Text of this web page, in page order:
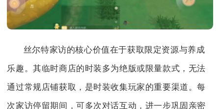
丝尔特家访的核心价值在于获取限定资源与养成
乐趣。其临时商店的时装多为绝版或限量款式，无法
通过常规店铺获取，是时装收集玩家的重要渠道。每
次家访停留期间，可多次对话互动，进一步巩固亲密